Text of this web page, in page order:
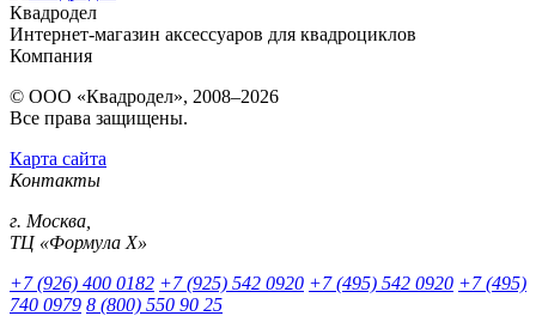
Квадродел
Интернет-магазин аксессуаров для квадроциклов
Компания
© ООО «Квадродел», 2008–2026
Все права защищены.
Карта сайта
Контакты
г. Москва,
ТЦ «Формула Х»
+7 (926) 400 0182 +7 (925) 542 0920 +7 (495) 542 0920 +7 (495)
740 0979 8 (800) 550 90 25